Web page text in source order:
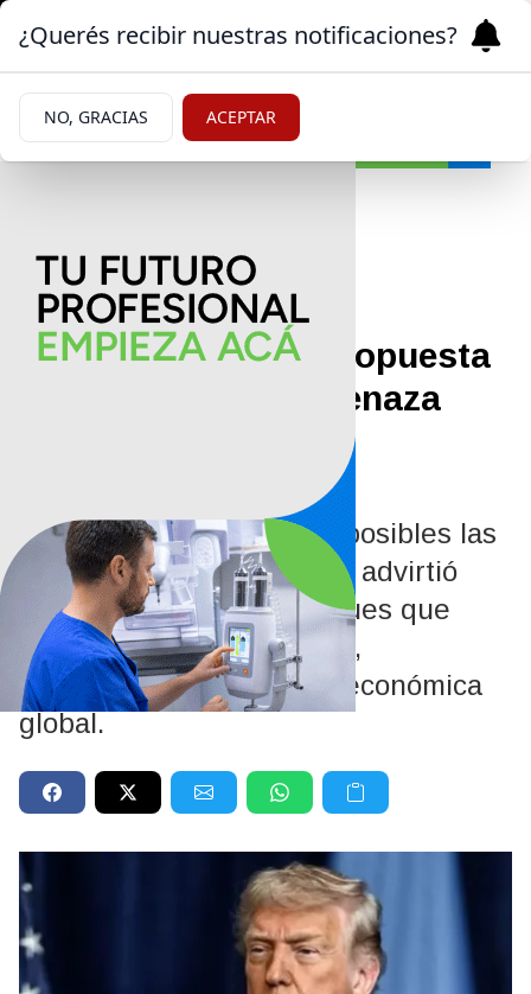
Mundo
02/05/2026
Trump rechaza la propuesta
de paz de Irán y amenaza
Estrecho de Ormuz
El mandatario tildó de imposibles las
condiciones de Teherán y advirtió
que sancionará a los buques que
paguen peajes en la zona,
endureciendo la presión económica
global.
¿Querés recibir nuestras notificaciones?
NO, GRACIAS ACEPTAR